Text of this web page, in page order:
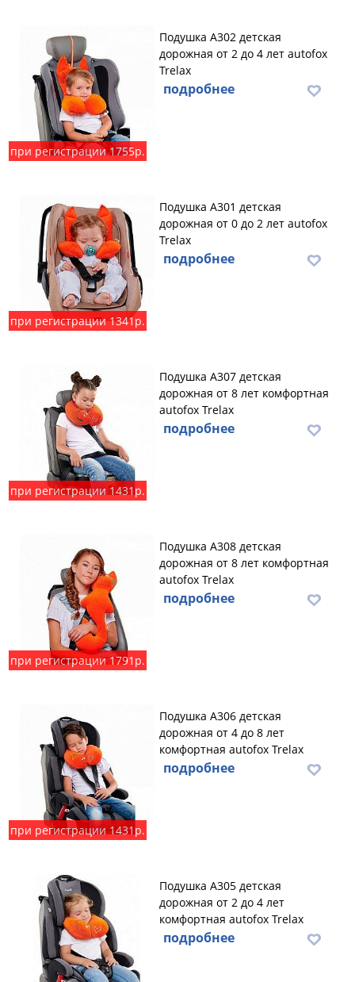
при регистрации 1755р.
Подушка А302 детская
дорожная от 2 до 4 лет autofox
Trelax
подробнее
при регистрации 1341р.
Подушка А301 детская
дорожная от 0 до 2 лет autofox
Trelax
подробнее
при регистрации 1431р.
Подушка А307 детская
дорожная от 8 лет комфортная
autofox Trelax
подробнее
при регистрации 1791р.
Подушка А308 детская
дорожная от 8 лет комфортная
autofox Trelax
подробнее
при регистрации 1431р.
Подушка А306 детская
дорожная от 4 до 8 лет
комфортная autofox Trelax
подробнее
Подушка А305 детская
дорожная от 2 до 4 лет
комфортная autofox Trelax
подробнее